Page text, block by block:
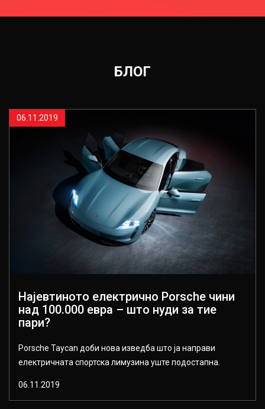
БЛОГ
06.11.2019
Најевтиното електрично Porsche чини
над 100.000 евра – што нуди за тие
пари?
Porsche Taycan доби нова изведба што ја направи
електричната спортска лимузина уште подостапна.
06.11.2019